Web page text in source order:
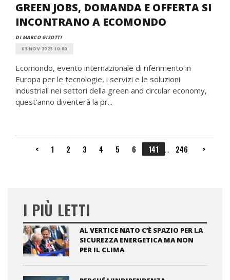
GREEN JOBS, DOMANDA E OFFERTA SI
INCONTRANO A ECOMONDO
DI MARCO GISOTTI
03 NOV 2023 10:00
Ecomondo, evento internazionale di riferimento in
Europa per le tecnologie, i servizi e le soluzioni
industriali nei settori della green and circular economy,
quest’anno diventerà la pr...
< 1 2 3 4 5 6 141 ... 246 >
I PIÙ LETTI
AL VERTICE NATO C’È SPAZIO PER LA
SICUREZZA ENERGETICA MA NON
PER IL CLIMA